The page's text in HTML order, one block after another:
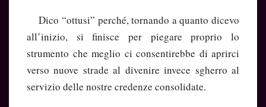
Dico “ottusi” perché, tornando a quanto dicevo
all’inizio, si finisce per piegare proprio lo
strumento che meglio ci consentirebbe di aprirci
verso nuove strade al divenire invece sgherro al
servizio delle nostre credenze consolidate.